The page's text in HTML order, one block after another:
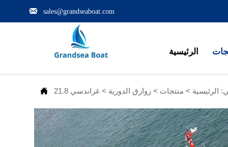
 sales@grandseaboat.com
الرئيسية
 الرئيسية > منتجات >زوارق الدورية >